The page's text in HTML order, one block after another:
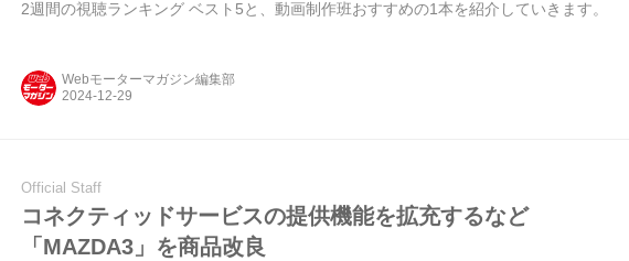
2週間の視聴ランキング ベスト5と、動画制作班おすすめの1本を紹介していきます。
Webモーターマガジン編集部
Official Staff
コネクティッドサービスの提供機能を拡充するなど
「MAZDA3」を商品改良